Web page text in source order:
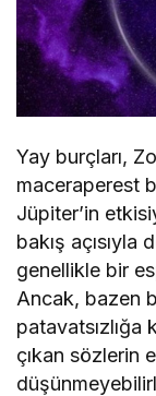
Yay burçları,
maceraperest
Jüpiter’in
bakış açısıyla
genellikle bir
Ancak, bazen
patavatsızlığa
çıkan sözlerin